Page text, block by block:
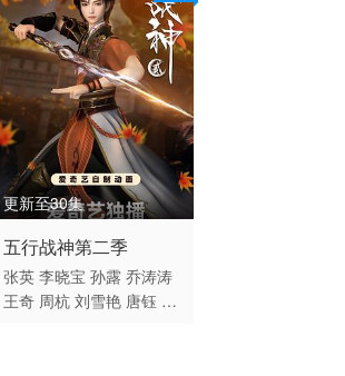
更新至30集
2024 / 中国大陆 / 汉语普
通话
动作 动画 奇幻 国产动漫
五行战神第二季
张英 李晓宝 孙露 乔涛涛
王奇 周杭 刘雪艳 唐钰 王